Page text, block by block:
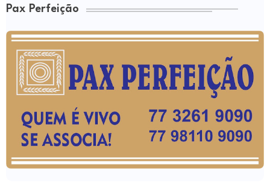
Pax Perfeição